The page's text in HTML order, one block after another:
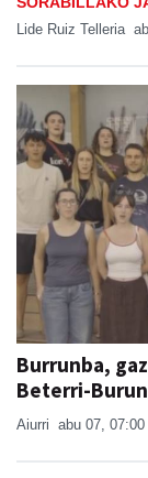
Lide Ruiz Telleria
Burrunba,
Beterri-
Aiurri abu 07, 07:00